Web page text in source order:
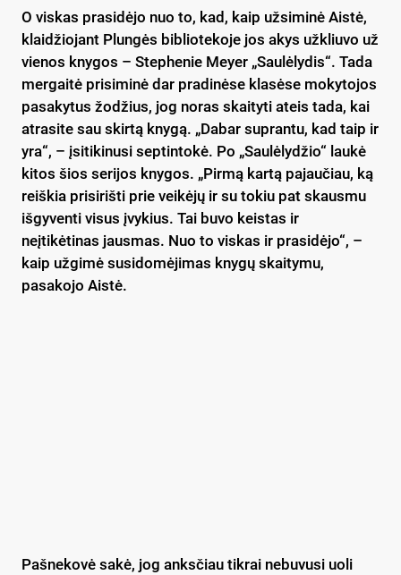
O viskas prasidėjo nuo to, kad, kaip užsiminė Aistė,
klaidžiojant Plungės bibliotekoje jos akys užkliuvo už
vienos knygos – Stephenie Meyer „Saulėlydis“. Tada
mergaitė prisiminė dar pradinėse klasėse mokytojos
pasakytus žodžius, jog noras skaityti ateis tada, kai
atrasite sau skirtą knygą. „Dabar suprantu, kad taip ir
yra“, – įsitikinusi septintokė. Po „Saulėlydžio“ laukė
kitos šios serijos knygos. „Pirmą kartą pajaučiau, ką
reiškia prisirišti prie veikėjų ir su tokiu pat skausmu
išgyventi visus įvykius. Tai buvo keistas ir
neįtikėtinas jausmas. Nuo to viskas ir prasidėjo“, –
kaip užgimė susidomėjimas knygų skaitymu,
pasakojo Aistė.
Pašnekovė sakė, jog anksčiau tikrai nebuvusi uoli